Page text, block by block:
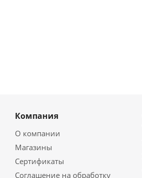
Компания
О компании
Магазины
Сертификаты
Соглашение на обработку